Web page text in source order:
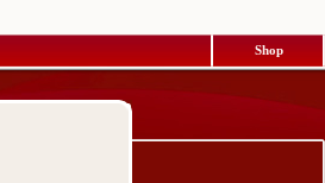
Shop